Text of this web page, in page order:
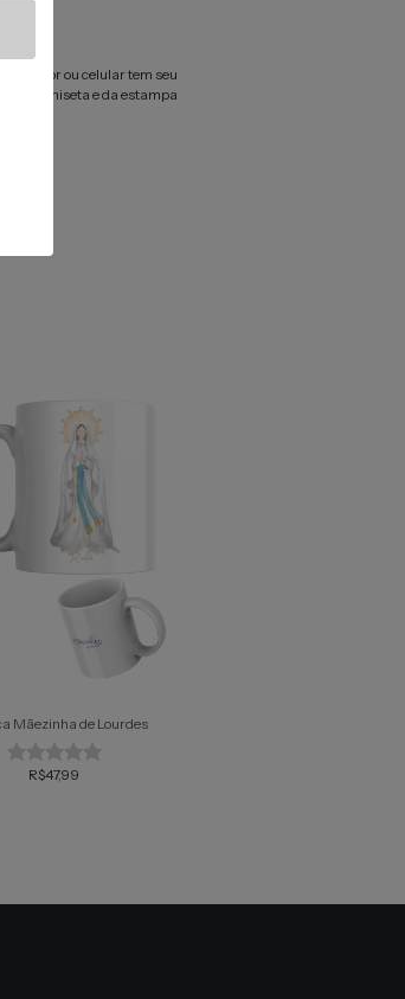
ou celular tem seu
sua camiseta e da estampa
Mãezinha de Lourdes
R$47,99